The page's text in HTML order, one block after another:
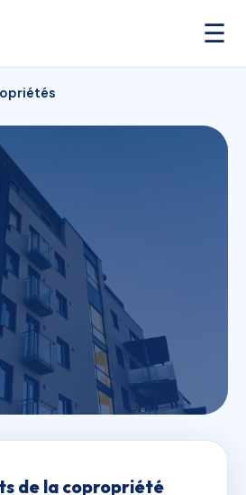
☰
de la copropriété